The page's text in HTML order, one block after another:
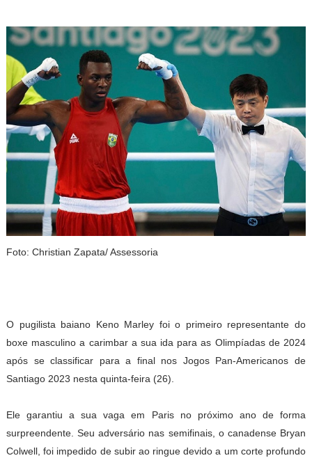
Foto: Christian Zapata/ Assessoria
O pugilista baiano Keno Marley foi o primeiro representante do
boxe masculino a carimbar a sua ida para as Olimpíadas de 2024
após se classificar para a final nos Jogos Pan-Americanos de
Santiago 2023 nesta quinta-feira (26).
Ele garantiu a sua vaga em Paris no próximo ano de forma
surpreendente. Seu adversário nas semifinais, o canadense Bryan
Colwell, foi impedido de subir ao ringue devido a um corte profundo